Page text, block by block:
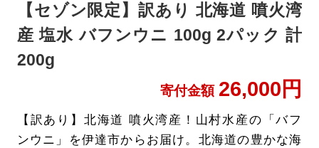
【セゾン限定】訳あり 北海道 噴火湾
産 塩水 バフンウニ 100g 2パック 計
200g
寄付金額 26,000円
【訳あり】北海道 噴火湾産！山村水産の「バフ
ンウニ」を伊達市からお届け。北海道の豊かな海